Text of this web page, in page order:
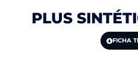
PLUS
FICHA